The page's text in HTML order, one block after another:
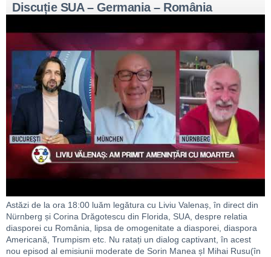
Discuție SUA – Germania – România
Astăzi de la ora 18:00 luăm legătura cu Liviu Valenaș, în direct din
Nürnberg și Corina Drăgotescu din Florida, SUA, despre relatia
diasporei cu România, lipsa de omogenitate a diasporei, diaspora
Americană, Trumpism etc. Nu ratați un dialog captivant, în acest
nou episod al emisiunii moderate de Sorin Manea șI Mihai Rusu(în